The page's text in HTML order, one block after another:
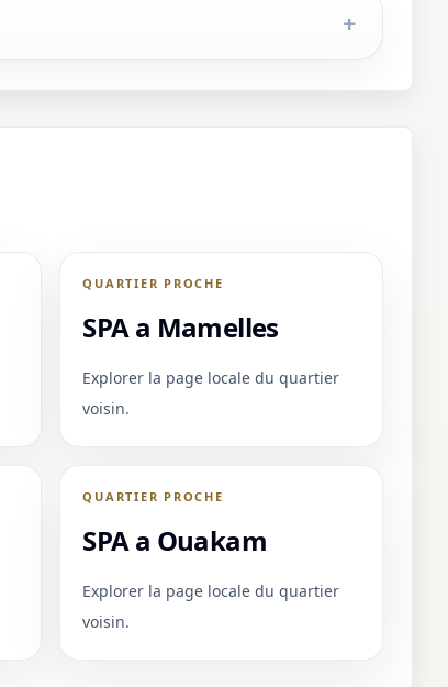
QUARTIER PROCHE
SPA a Mamelles
Explorer la page locale du quartier
voisin.
QUARTIER PROCHE
SPA a Ouakam
Explorer la page locale du quartier
voisin.